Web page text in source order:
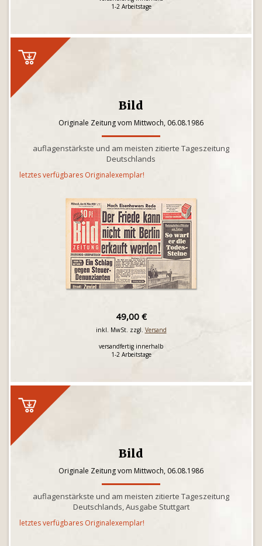
1-2 Arbeitstage
Bild
Originale Zeitung vom Mittwoch, 06.08.1986
auflagenstärkste und am meisten zitierte Tageszeitung
Deutschlands
letztes verfügbares Originalexemplar!
49,00 €
inkl. MwSt. zzgl. Versand
versandfertig innerhalb
1-2 Arbeitstage
Bild
Originale Zeitung vom Mittwoch, 06.08.1986
auflagenstärkste und am meisten zitierte Tageszeitung
Deutschlands, Ausgabe Stuttgart
letztes verfügbares Originalexemplar!